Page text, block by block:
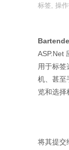
标签, 操
ASP.Net
用于标
机、甚至
览和选择
将其提交